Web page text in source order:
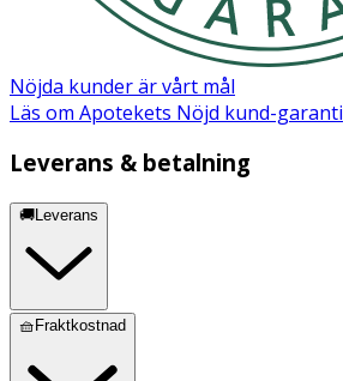
Nöjda kunder är vårt mål
Läs om Apotekets Nöjd kund-garanti
Leverans & betalning
🚚Leverans
🧺Fraktkostnad